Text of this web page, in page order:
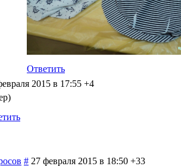
Ответить
2015 в 17:55 +4
# 27 февраля 2015 в 18:50 +33